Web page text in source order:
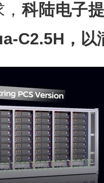
，科陆电子
C2.5H，以